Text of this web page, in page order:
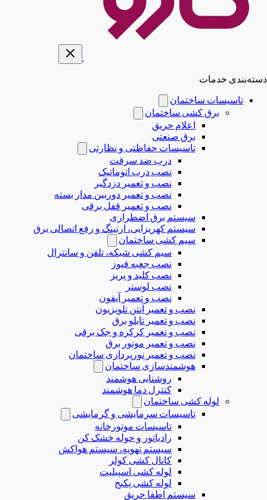
دسته‌بندی خدمات
تاسیسات ساختمان
برق کشی ساختمان
اعلام حریق
برق صنعتی
تاسیسات حفاظتی و نظارتی
درب ضد سرقت
نصب درب‌ اتوماتیک
نصب و تعمیر دزدگیر
نصب و تعمیر دوربین مدار بسته
نصب و تعمیر قفل برقی
سیستم برق اضطراری
سیستم کهریزایی، ارتینگ و رفع اتصالی برق
سیم کشی ساختمان
سیم کشی شبکه، تلفن و سانترال
نصب جعبه فیوز
نصب کلید و پریز
نصب لوستر
نصب و تعمیر آیفون
نصب و تعمیر آنتن تلویزیون
نصب و تعمیر تابلو برق
نصب و تعمیر کرکره و جک برقی
نصب و تعمیر موتور برق
نصب و تعمیر نورپردازی ساختمان
هوشمندسازی ساختمان
روشنایی هوشمند
کنترل دما هوشمند
لوله کشی ساختمان
تاسیسات سرمایشی و گرمایشی
تاسیسات موتورخانه
رادیاتور و حوله خشک کن
سیستم تهویه، سیستم هواکش
کانال کشی کولر
لوله کشی اسپیلیت
لوله کشی پکیج
سیستم اطفا حریق